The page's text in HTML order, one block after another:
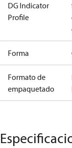
DG Indicator
Profile
Forma
Formato de
empaquetado